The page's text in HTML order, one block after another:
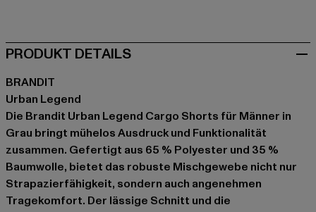
PRODUKT DETAILS
BRANDIT
Urban Legend
Die Brandit Urban Legend Cargo Shorts für Männer in
Grau bringt mühelos Ausdruck und Funktionalität
zusammen. Gefertigt aus 65 % Polyester und 35 %
Baumwolle, bietet das robuste Mischgewebe nicht nur
Strapazierfähigkeit, sondern auch angenehmen
Tragekomfort. Der lässige Schnitt und die